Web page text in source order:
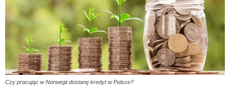
Czy pracując w Norwegii dostanę kredyt w Polsce?